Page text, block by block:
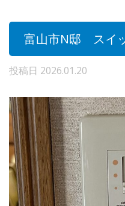
富山市N邸 スイ
投稿日 2026.01.20